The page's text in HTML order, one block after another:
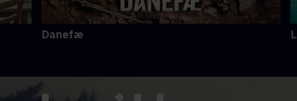
Danefæ